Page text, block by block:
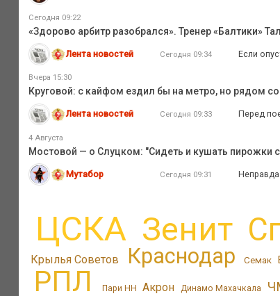
Сегодня 09:22
«Здорово арбитр разобрался». Тренер «Балтики»
Лента новостей Сегодня 09:34 Если
Вчера 15:30
Круговой: с кайфом ездил бы на метро, но рядом
Лента новостей Сегодня 09:33 Перед
4 Августа
Мостовой — о Слуцком: "Сидеть и кушать
Мутабор Сегодня 09:31
ЦСКА Зенит
Крылья Советов Краснодар Семак
РПЛ Пари НН Акрон Динамо Махачкала